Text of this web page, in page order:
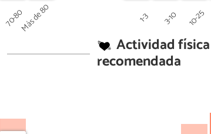
70-80Más de 80 1-3 3-10 10-25
Actividad física
recomendada